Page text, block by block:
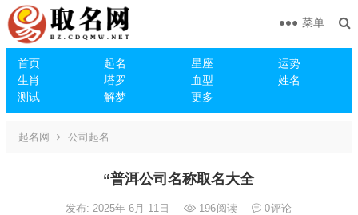
首页 起名 星座
运势
生肖
塔罗 血型
姓名
测试
解梦 更多
菜单
起名网 公司起名
“普洱公司名称取名大全
发布: 2025年 6月 11日 196阅读 0评论